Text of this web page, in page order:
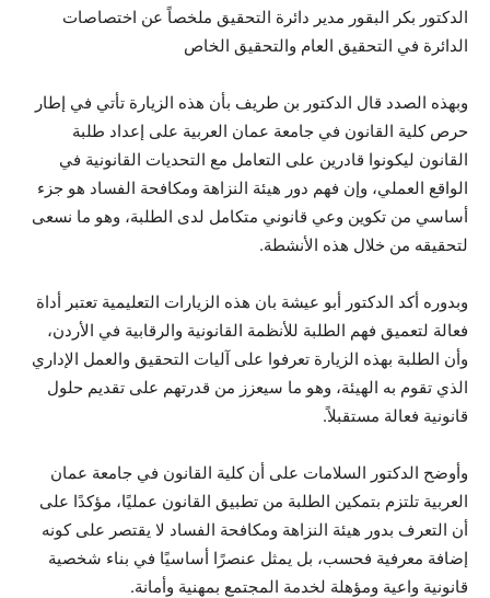
الدكتور بكر البقور مدير دائرة التحقيق ملخصاً عن اختصاصات
الدائرة في التحقيق العام والتحقيق الخاص
وبهذه الصدد قال الدكتور بن طريف بأن هذه الزيارة تأتي في إطار
حرص كلية القانون في جامعة عمان العربية على إعداد طلبة
القانون ليكونوا قادرين على التعامل مع التحديات القانونية في
الواقع العملي، وإن فهم دور هيئة النزاهة ومكافحة الفساد هو جزء
أساسي من تكوين وعي قانوني متكامل لدى الطلبة، وهو ما نسعى
لتحقيقه من خلال هذه الأنشطة.
وبدوره أكد الدكتور أبو عيشة بان هذه الزيارات التعليمية تعتبر أداة
فعالة لتعميق فهم الطلبة للأنظمة القانونية والرقابية في الأردن،
وأن الطلبة بهذه الزيارة تعرفوا على آليات التحقيق والعمل الإداري
الذي تقوم به الهيئة، وهو ما سيعزز من قدرتهم على تقديم حلول
قانونية فعالة مستقبلاً.
وأوضح الدكتور السلامات على أن كلية القانون في جامعة عمان
العربية تلتزم بتمكين الطلبة من تطبيق القانون عمليًا، مؤكدًا على
أن التعرف بدور هيئة النزاهة ومكافحة الفساد لا يقتصر على كونه
إضافة معرفية فحسب، بل يمثل عنصرًا أساسيًا في بناء شخصية
قانونية واعية ومؤهلة لخدمة المجتمع بمهنية وأمانة.